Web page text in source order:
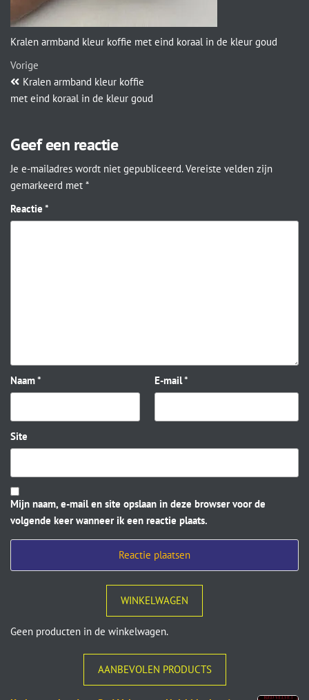
Kralen armband kleur koffie met eind koraal in de kleur goud
Vorige
Kralen armband kleur koffie
met eind koraal in de kleur goud
Geef een reactie
Je e-mailadres wordt niet gepubliceerd. Vereiste velden zijn
gemarkeerd met *
Reactie *
Naam* E-mail*
Site
Mijn naam, e-mail en site opslaan in deze browser voor de
volgende keer wanneer ik een reactie plaats.
WINKELWAGEN
Geen producten in de winkelwagen.
AANBEVOLEN PRODUCTS